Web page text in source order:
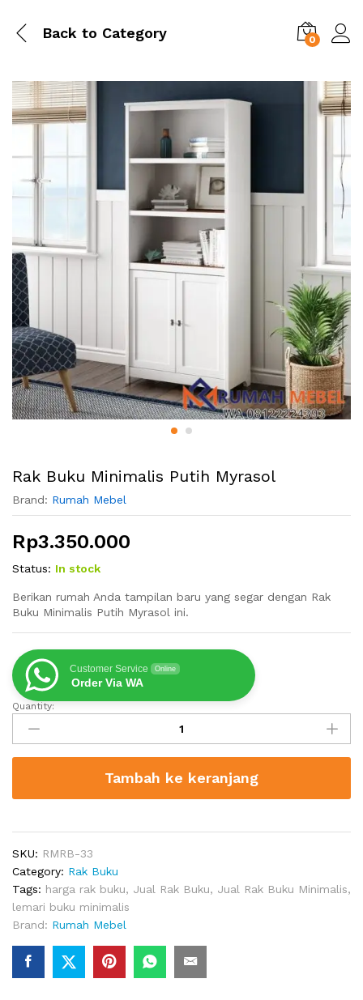
Back to Category 0
Rak Buku Minimalis Putih Myrasol
Brand: Rumah Mebel
Rp3.350.000
Status: In stock
Berikan rumah Anda tampilan baru yang segar dengan Rak
Buku Minimalis Putih Myrasol ini.
Customer Service Online
Order Via WA
Rak
Buku
Minimalis
Putih
quantity
Quantity:
Tambah ke keranjang
SKU: RMRB-33
Category: Rak Buku
Tags: harga rak buku, Jual Rak Buku, Jual Rak Buku Minimalis,
lemari buku minimalis
Brand: Rumah Mebel